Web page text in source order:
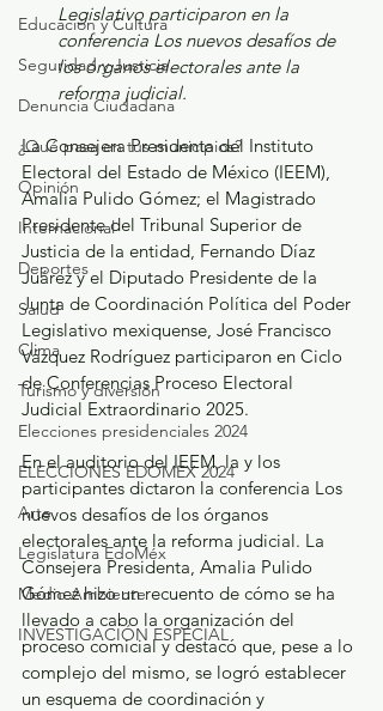
Educación y Cultura
Seguridad y Justicia
Denuncia Ciudadana
¿Qué pasa en tus municipios?
Opinión
Internacional
Deportes
Salud
Clima
Turismo y diversión
Elecciones presidenciales 2024
ELECCIONES EDOMEX 2024
Arte
Legislatura EdoMéx
Medio Ambiente
INVESTIGACIÓN ESPECIAL
Legislativo participaron en la
conferencia Los nuevos desafíos de
los órganos electorales ante la
reforma judicial.
La Consejera Presidenta del Instituto
Electoral del Estado de México (IEEM),
Amalia Pulido Gómez; el Magistrado
Presidente del Tribunal Superior de
Justicia de la entidad, Fernando Díaz
Juárez y el Diputado Presidente de la
Junta de Coordinación Política del Poder
Legislativo mexiquense, José Francisco
Vázquez Rodríguez participaron en Ciclo
de Conferencias Proceso Electoral
Judicial Extraordinario 2025.
En el auditorio del IEEM, la y los
participantes dictaron la conferencia Los
nuevos desafíos de los órganos
electorales ante la reforma judicial. La
Consejera Presidenta, Amalia Pulido
Gómez hizo un recuento de cómo se ha
llevado a cabo la organización del
proceso comicial y destacó que, pese a lo
complejo del mismo, se logró establecer
un esquema de coordinación y